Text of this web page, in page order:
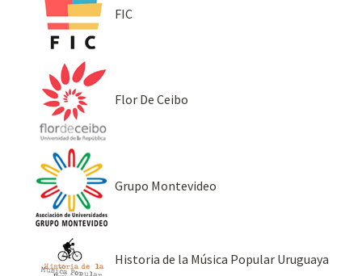
FIC
Flor De Ceibo
Grupo Montevideo
Historia de la Música Popular Uruguaya